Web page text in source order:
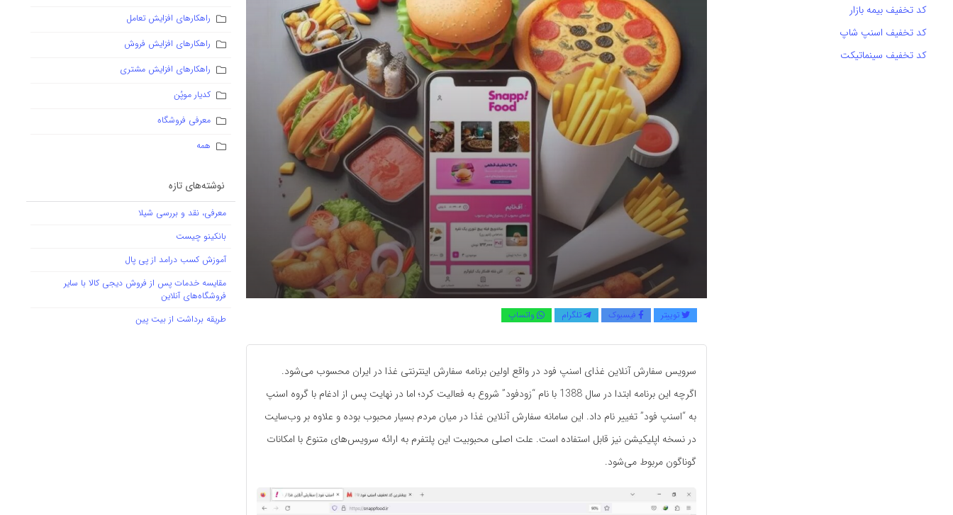
کد تخفیف بیمه بازار
کد تخفیف اسنپ شاپ
کد تخفیف سینماتیکت
توییتر فیسبوک تلگرام واتساپ
سرویس سفارش آنلاین غذای اسنپ فود در واقع اولین برنامه سفارش اینترنتی غذا در ایران محسوب می‌شود.
اگرچه این برنامه ابتدا در سال 1388 با نام “زودفود” شروع به فعالیت کرد؛ اما در نهایت پس از ادغام با گروه اسنپ
به “اسنپ فود” تغییر نام داد. این سامانه سفارش آنلاین غذا در میان مردم بسیار محبوب بوده و علاوه بر وب‌سایت
در نسخه اپلیکیشن نیز قابل ‌استفاده است. علت اصلی محبوبیت این پلتفرم به ارائه سرویس‌های متنوع با امکانات
گوناگون مربوط می‌شود.
راهکارهای افزایش تعامل
راهکارهای افزایش فروش
راهکارهای افزایش مشتری
کدیار موپُن
معرفی فروشگاه
همه
نوشته‌های تازه
معرفی، نقد و بررسی شیلا
بانکینو چیست
آموزش کسب درامد از پی پال
مقایسه خدمات پس از فروش دیجی کالا با سایر
فروشگاه‌های آنلاین
طریقه برداشت از بیت پین